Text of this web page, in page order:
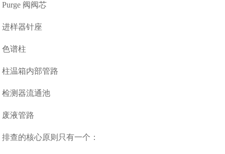
Purge 阀阀芯
进样器针座
色谱柱
柱温箱内部管路
检测器流通池
废液管路
排查的核心原则只有一个：